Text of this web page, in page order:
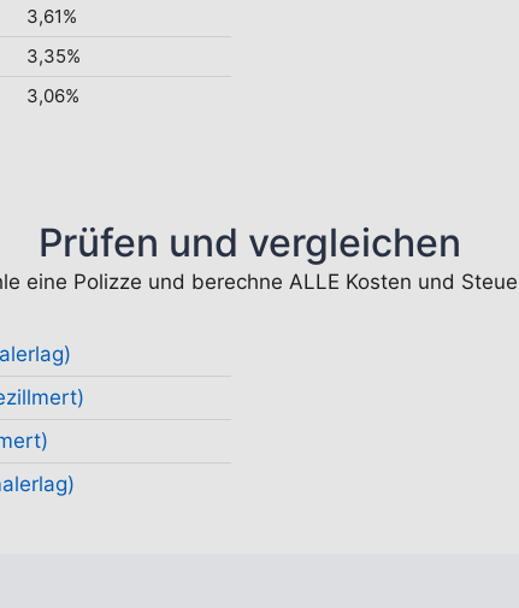
3,61%
3,35%
3,06%
Prüfen und vergleichen
eine Polizze und berechne ALLE Kosten und